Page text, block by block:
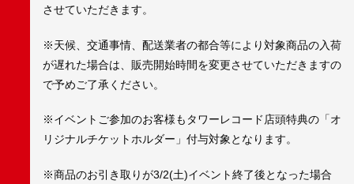
させていただきます。
※天候、交通事情、配送業者の都合等により対象商品の入荷
が遅れた場合は、販売開始時間を変更させていただきますの
で予めご了承ください。
※イベントご参加のお客様もタワーレコード店頭特典の「オ
リジナルチケットホルダー」付与対象となります。
※商品のお引き取りが3/2(土)イベント終了後となった場合